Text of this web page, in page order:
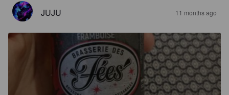
JUJU 11 months ago